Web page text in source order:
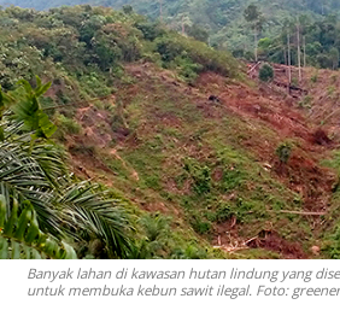
Banyak lahan di kawasan hutan lindung yang
untuk membuka kebun sawit ilegal. Foto: